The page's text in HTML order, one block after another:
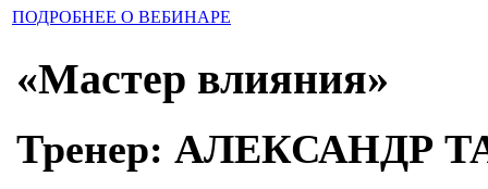
ПОДРОБНЕЕ О ВЕБИНАРЕ
«Мастер влияния»
Тренер: АЛЕКСАНДР